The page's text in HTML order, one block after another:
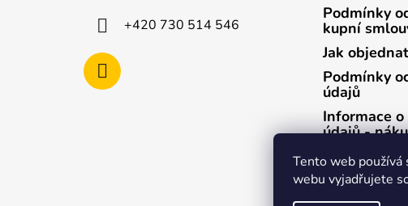
Tento web
webu vyjadřujete
+420 730 514 546
Podmínky
kupní
Jak
Podmínky
údajů
Informace
údajů -
Informace
údajů -